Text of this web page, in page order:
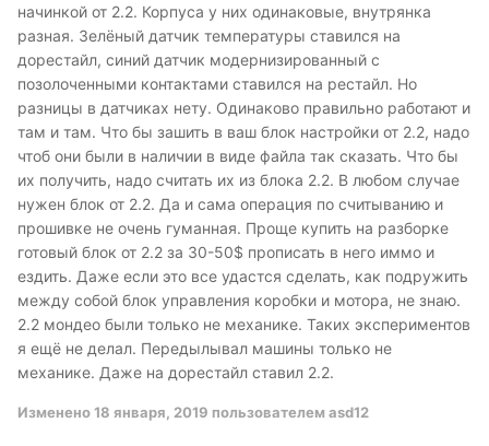
начинкой от 2.2. Корпуса у них одинаковые, внутрянка
разная. Зелёный датчик температуры ставился на
дорестайл, синий датчик модернизированный с
позолоченными контактами ставился на рестайл. Но
разницы в датчиках нету. Одинаково правильно работают и
там и там. Что бы зашить в ваш блок настройки от 2.2, надо
чтоб они были в наличии в виде файла так сказать. Что бы
их получить, надо считать их из блока 2.2. В любом случае
нужен блок от 2.2. Да и сама операция по считыванию и
прошивке не очень гуманная. Проще купить на разборке
готовый блок от 2.2 за 30-50$ прописать в него иммо и
ездить. Даже если это все удастся сделать, как подружить
между собой блок управления коробки и мотора, не знаю.
2.2 мондео были только не механике. Таких экспериментов
я ещё не делал. Передылывал машины только не
механике. Даже на дорестайл ставил 2.2.
Изменено18 января, 2019 пользователем asd12